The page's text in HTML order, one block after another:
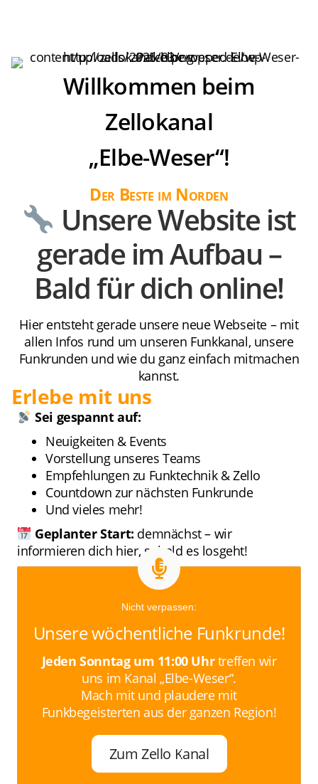
Willkommen beim
Zellokanal
„Elbe-Weser“!
Der Beste im Norden
Unsere Website ist
gerade im Aufbau –
Bald für dich online!
Hier entsteht gerade unsere neue Webseite – mit
allen Infos rund um unseren Funkkanal, unsere
Funkrunden und wie du ganz einfach mitmachen
kannst.
Erlebe mit uns
Sei gespannt auf:
Neuigkeiten & Events
Vorstellung unseres Teams
Empfehlungen zu Funktechnik & Zello
Countdown zur nächsten Funkrunde
Und vieles mehr!
Geplanter Start: demnächst – wir
informieren dich hier, sobald es losgeht!
Nicht verpassen:
Unsere wöchentliche Funkrunde!
Jeden Sonntag um 11:00 Uhrtreffen wir
uns im Kanal „Elbe-Weser“.
Mach mit und plaudere mit
Funkbegeisterten aus der ganzen Region!
Zum Zello Kanal